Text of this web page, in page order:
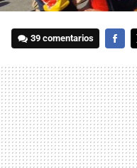
39 comentarios